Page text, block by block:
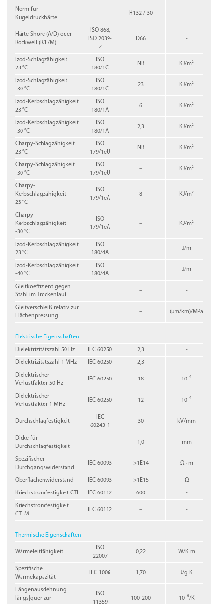
Norm für
Kugeldruckhärte
H132 / 30
Härte Shore (A/D) oder
Rockwell (R/L/M)
ISO 868,
ISO 2039-
2
D66 -
Izod-Schlagzähigkeit
23 °C
ISO
180/1C
NB KJ/m²
Izod-Schlagzähigkeit
-30 °C
ISO
180/1C
23 KJ/m²
Izod-Kerbschlagzähigkeit
23 °C
ISO
180/1A
6 KJ/m²
Izod-Kerbschlagzähigkeit
-30 °C
ISO
180/1A
2,3 KJ/m²
Charpy-Schlagzähigkeit
23 °C
ISO
179/1eU
NB KJ/m²
Charpy-Schlagzähigkeit
-30 °C
ISO
179/1eU
– KJ/m²
Charpy-
Kerbschlagzähigkeit
23 °C
ISO
179/1eA
8 KJ/m²
Charpy-
Kerbschlagzähigkeit
-30 °C
ISO
179/1eA
– KJ/m²
Izod-Kerbschlagzähigkeit
23 °C
ISO
180/4A
– J/m
Izod-Kerbschlagzähigkeit
-40 °C
ISO
180/4A
– J/m
Gleitkoeffizient gegen
Stahl im Trockenlauf
– -
Gleitverschleiß relativ zur
Flächenpressung
– (µm/km)/MPa
Elektrische Eigenschaften
Dielektrizitätszahl 50 Hz IEC 60250 2,3 -
Dielektrizitätszahl 1 MHz IEC 60250 2,3 -
Dielektrischer
Verlustfaktor 50 Hz
IEC 60250 18 10-4
Dielektrischer
Verlustfaktor 1 MHz
IEC 60250 12 10-4
Durchschlagfestigkeit
IEC
60243-1
30 kV/mm
Dicke für
Durchschlagfestigkeit
1,0 mm
Spezifischer
Durchgangswiderstand
IEC 60093 >1E14 Ω · m
Oberflächenwiderstand IEC 60093 >1E15 Ω
Kriechstromfestigkeit CTI IEC 60112 600 -
Kriechstromfestigkeit
CTI M
IEC 60112 – -
Thermische Eigenschaften
Wärmeleitfähigkeit
ISO
22007
0,22 W/K m
Spezifische
Wärmekapazität
IEC 1006 1,70 J/g K
Längenausdehnung
längs|quer zur
ISO
11359
100-200 10-6/K